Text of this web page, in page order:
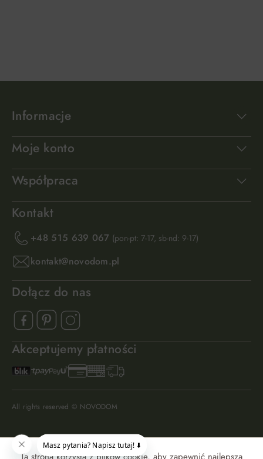
Informacje
Moje konto
Współpraca
Kontakt
+48 515 639 067 (pon-pt: 7-17, sb-nd: 9-17)
kontakt@novodom.pl
Dołącz do nas
Akceptujemy płatności
All rights reserved © NOVODOM